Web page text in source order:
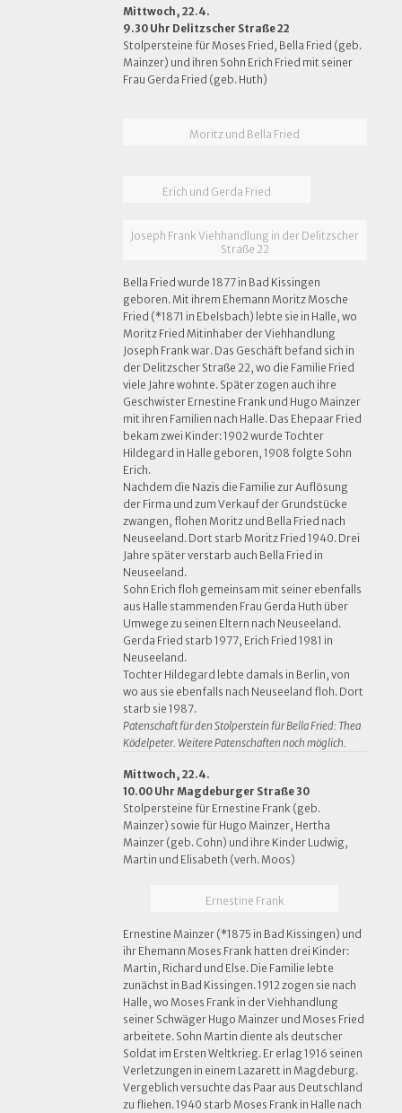
Mittwoch, 22.4.
9.30 Uhr Delitzscher Straße 22
Stolpersteine für Moses Fried, Bella Fried (geb.
Mainzer) und ihren Sohn Erich Fried mit seiner
Frau Gerda Fried (geb. Huth)
Moritz und Bella Fried
Erich und Gerda Fried
Joseph Frank Viehhandlung in der Delitzscher
Straße 22
Bella Fried wurde 1877 in Bad Kissingen
geboren. Mit ihrem Ehemann Moritz Mosche
Fried (*1871 in Ebelsbach) lebte sie in Halle, wo
Moritz Fried Mitinhaber der Viehhandlung
Joseph Frank war. Das Geschäft befand sich in
der Delitzscher Straße 22, wo die Familie Fried
viele Jahre wohnte. Später zogen auch ihre
Geschwister Ernestine Frank und Hugo Mainzer
mit ihren Familien nach Halle. Das Ehepaar Fried
bekam zwei Kinder: 1902 wurde Tochter
Hildegard in Halle geboren, 1908 folgte Sohn
Erich.
Nachdem die Nazis die Familie zur Auflösung
der Firma und zum Verkauf der Grundstücke
zwangen, flohen Moritz und Bella Fried nach
Neuseeland. Dort starb Moritz Fried 1940. Drei
Jahre später verstarb auch Bella Fried in
Neuseeland.
Sohn Erich floh gemeinsam mit seiner ebenfalls
aus Halle stammenden Frau Gerda Huth über
Umwege zu seinen Eltern nach Neuseeland.
Gerda Fried starb 1977, Erich Fried 1981 in
Neuseeland.
Tochter Hildegard lebte damals in Berlin, von
wo aus sie ebenfalls nach Neuseeland floh. Dort
starb sie 1987.
Patenschaft für den Stolperstein für Bella Fried: Thea
Ködelpeter. Weitere Patenschaften noch möglich.
Mittwoch, 22.4.
10.00 Uhr Magdeburger Straße 30
Stolpersteine für Ernestine Frank (geb.
Mainzer) sowie für Hugo Mainzer, Hertha
Mainzer (geb. Cohn) und ihre Kinder Ludwig,
Martin und Elisabeth (verh. Moos)
Ernestine Frank
Ernestine Mainzer (*1875 in Bad Kissingen) und
ihr Ehemann Moses Frank hatten drei Kinder:
Martin, Richard und Else. Die Familie lebte
zunächst in Bad Kissingen. 1912 zogen sie nach
Halle, wo Moses Frank in der Viehhandlung
seiner Schwäger Hugo Mainzer und Moses Fried
arbeitete. Sohn Martin diente als deutscher
Soldat im Ersten Weltkrieg. Er erlag 1916 seinen
Verletzungen in einem Lazarett in Magdeburg.
Vergeblich versuchte das Paar aus Deutschland
zu fliehen. 1940 starb Moses Frank in Halle nach